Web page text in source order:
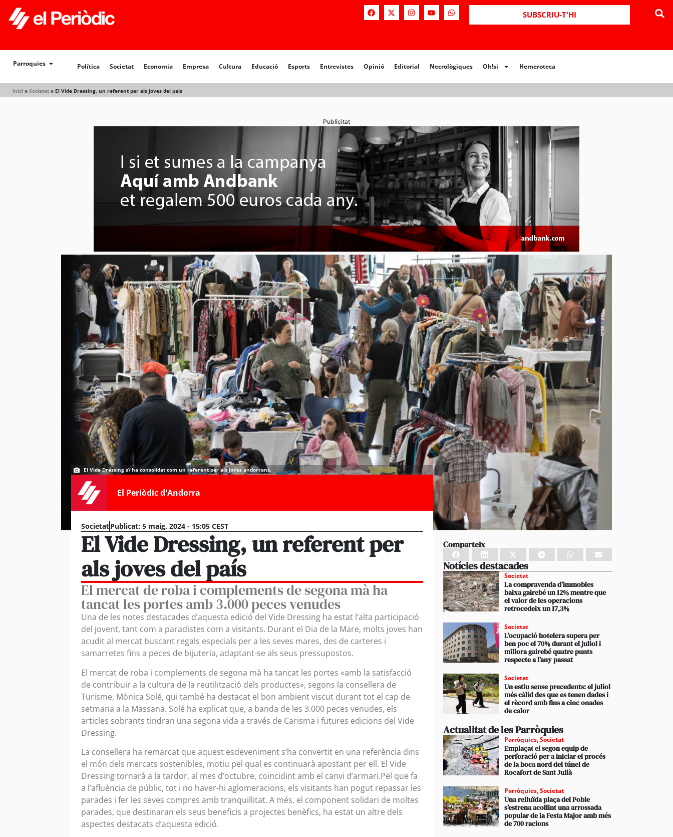
SUBSCRIU-T'HI
Parroquies Política Societat Economia Empresa Cultura Educació Esports Entrevistes Opinió Editorial Necrològiques Oh!si Hemeroteca
Inici » Societat » El Vide Dressing, un referent per als joves del país
Política Societat Opinió Editorial Necrològiques Hemeroteca
Publicitat
El Vide Dressing s\'ha consolidat com un referent per als joves andorrans.
El Periòdic d'Andorra
SocietatPublicat: 5 maig, 2024 - 15:05 CEST
El Vide Dressing, un referent per
als joves del país
El mercat de roba i complements de segona mà ha
tancat les portes amb 3.000 peces venudes
Una de les notes destacades d’aquesta edició del Vide Dressing ha estat l’alta participació
del jovent, tant com a paradistes com a visitants. Durant el Dia de la Mare, molts joves han
acudit al mercat buscant regals especials per a les seves mares, des de carteres i
samarretes fins a peces de bijuteria, adaptant-se als seus pressupostos.
El mercat de roba i complements de segona mà ha tancat les portes «amb la satisfacció
de contribuir a la cultura de la reutilització dels productes», segons la consellera de
Turisme, Mònica Solé, qui també ha destacat el bon ambient viscut durant tot el cap de
setmana a la Massana. Solé ha explicat que, a banda de les 3.000 peces venudes, els
articles sobrants tindran una segona vida a través de Carisma i futures edicions del Vide
Dressing.
La consellera ha remarcat que aquest esdeveniment s’ha convertit en una referència dins
el món dels mercats sostenibles, motiu pel qual es continuarà apostant per ell. El Vide
Dressing tornarà a la tardor, al mes d’octubre, coincidint amb el canvi d’armari.Pel que fa
a l’afluència de públic, tot i no haver-hi aglomeracions, els visitants han pogut repassar les
parades i fer les seves compres amb tranquil·litat. A més, el component solidari de moltes
parades, que destinaran els seus beneficis a projectes benèfics, ha estat un altre dels
aspectes destacats d’aquesta edició.
Comparteix
Notícies destacades
Societat
La compravenda d’immobles
baixa gairebé un 12% mentre que
el valor de les operacions
retrocedeix un 17,3%
Societat
L’ocupació hotelera supera per
ben poc el 70% durant el juliol i
millora gairebé quatre punts
respecte a l’any passat
Societat
Un estiu sense precedents: el juliol
més càlid des que es tenen dades i
el rècord amb fins a cinc onades
de calor
Actualitat de les Parròquies
Parròquies,Societat
Emplaçat el segon equip de
perforació per a iniciar el procés
de la boca nord del túnel de
Rocafort de Sant Julià
Parròquies,Societat
Una relluïda plaça del Poble
s’estrena acollint una arrossada
popular de la Festa Major amb més
de 700 racions